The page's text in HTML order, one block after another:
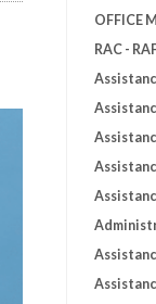
OFFICE
RAC -